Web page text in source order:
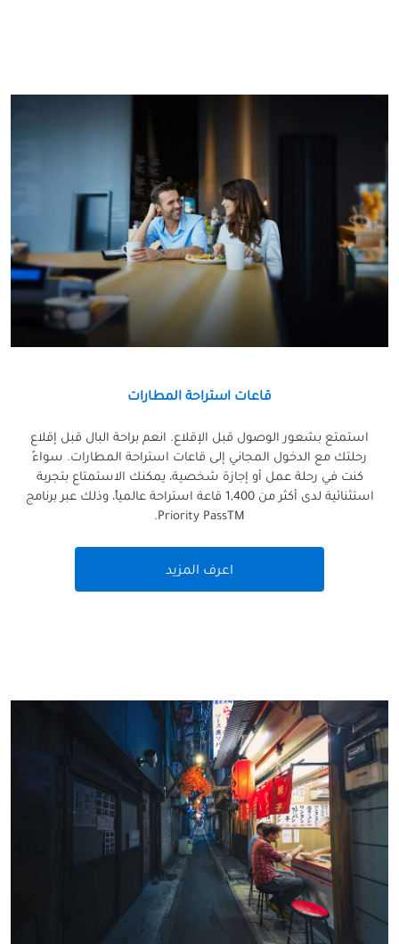
قاعات استراحة المطارات
استمتع بشعور الوصول قبل الإقلاع. انعم براحة البال قبل إقلاع
رحلتك مع الدخول المجاني إلى قاعات استراحة المطارات. سواءً
كنت في رحلة عمل أو إجازة شخصية، يمكنك الاستمتاع بتجربة
استثنائية لدى أكثر من 1,400 قاعة استراحة عالمياً، وذلك عبر برنامج
Priority PassTM.
اعرف المزيد